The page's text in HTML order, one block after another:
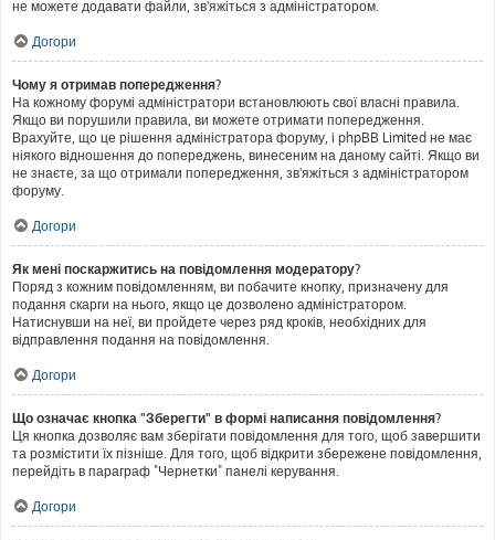
не можете додавати файли, зв'яжіться з адміністратором.
Догори
Чому я отримав попередження?
На кожному форумі адміністратори встановлюють свої власні правила.
Якщо ви порушили правила, ви можете отримати попередження.
Врахуйте, що це рішення адміністратора форуму, і phpBB Limited не має
ніякого відношення до попереджень, винесеним на даному сайті. Якщо ви
не знаєте, за що отримали попередження, зв'яжіться з адміністратором
форуму.
Догори
Як мені поскаржитись на повідомлення модератору?
Поряд з кожним повідомленням, ви побачите кнопку, призначену для
подання скарги на нього, якщо це дозволено адміністратором.
Натиснувши на неї, ви пройдете через ряд кроків, необхідних для
відправлення подання на повідомлення.
Догори
Що означає кнопка "Зберегти" в формі написання повідомлення?
Ця кнопка дозволяє вам зберігати повідомлення для того, щоб завершити
та розмістити їх пізніше. Для того, щоб відкрити збережене повідомлення,
перейдіть в параграф "Чернетки" панелі керування.
Догори